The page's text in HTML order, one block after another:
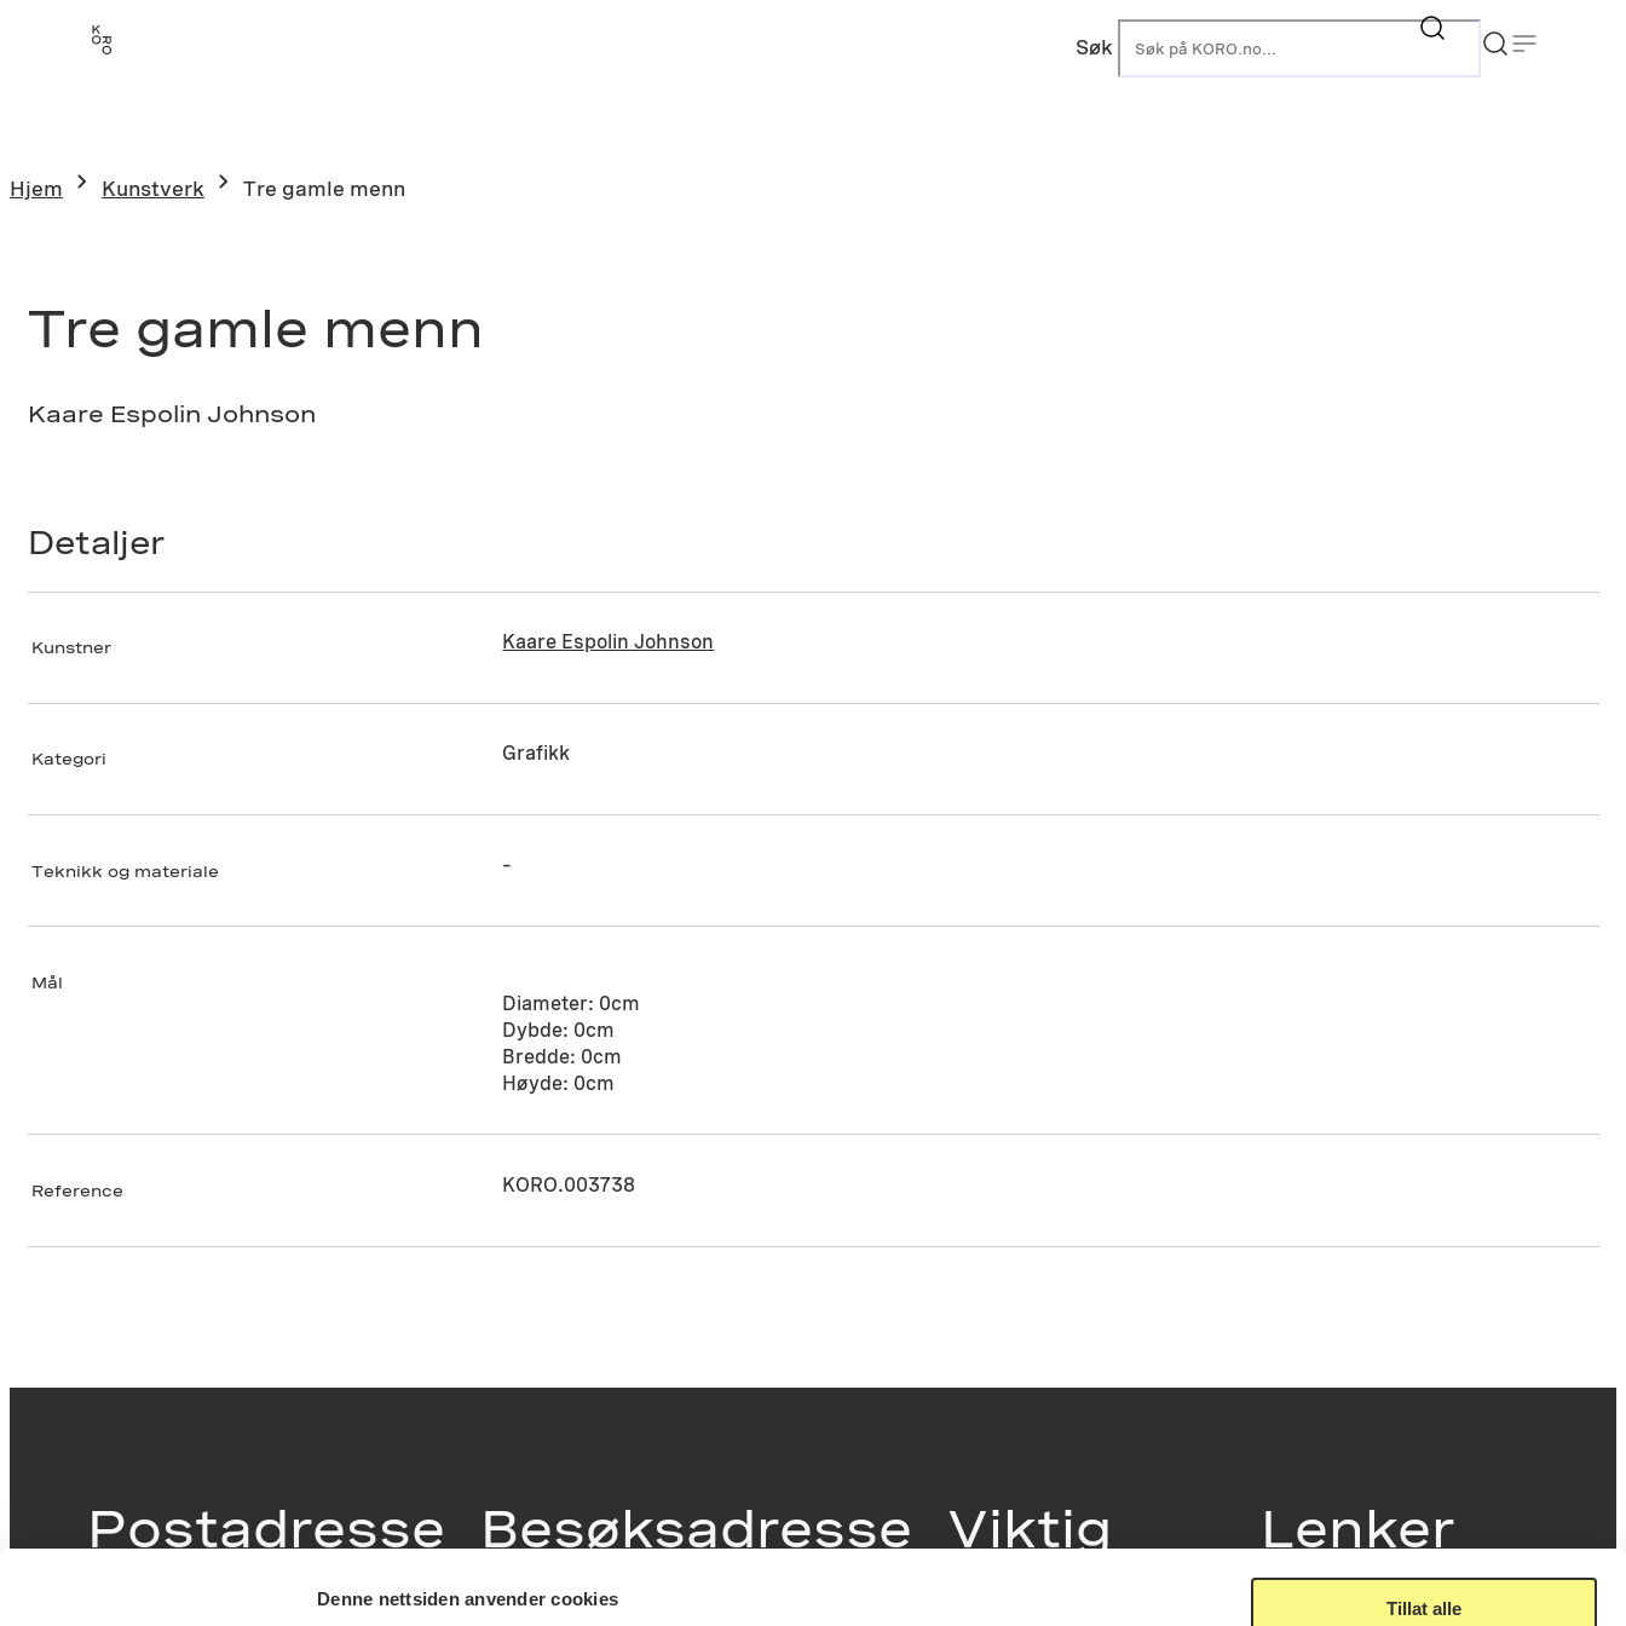
Denne nettsiden anvender cookies Tillat alle
Søk
Hjem Kunstverk Tre gamle menn
Tre gamle menn
Kaare Espolin Johnson
Detaljer
Kunstner Kaare Espolin Johnson
Kategori Grafikk
Teknikk og materiale –
Mål
Diameter: 0cm
Dybde: 0cm
Bredde: 0cm
Høyde: 0cm
Reference KORO.003738
Postadresse Besøksadresse
Viktig
Lenker